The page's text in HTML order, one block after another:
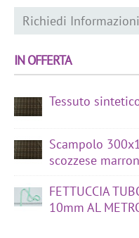
Richiedi Informazioni
IN OFFERTA
Tessuto
Scampolo
scozzese
FETTUCCIA
10mm AL